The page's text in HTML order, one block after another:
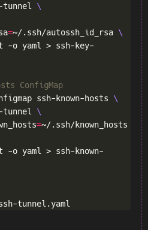
tunnel
=~/.ssh/autossh_id_rsa
-o yaml > ssh-key-
ConfigMap
ssh-known-hosts
tunnel
=
o yaml > ssh-known-